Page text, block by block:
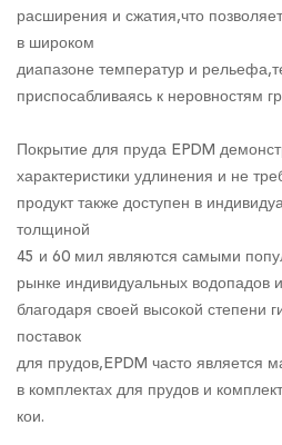
расширения и сжатия,что
в широком
диапазоне температур и
приспосабливаясь к неровностям
Покрытие для пруда EPDM
характеристики удлинения и не
продукт также доступен в
толщиной
45 и 60 мил являются самыми
рынке индивидуальных водопадов
благодаря своей высокой степени
поставок
для прудов,EPDM часто является
в комплектах для прудов и
кои.